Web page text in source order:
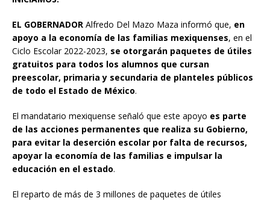
EL GOBERNADOR Alfredo Del Mazo Maza informó que, en
apoyo a la economía de las familias mexiquenses, en el
Ciclo Escolar 2022-2023, se otorgarán paquetes de útiles
gratuitos para todos los alumnos que cursan
preescolar, primaria y secundaria de planteles públicos
de todo el Estado de México.
El mandatario mexiquense señaló que este apoyo es parte
de las acciones permanentes que realiza su Gobierno,
para evitar la deserción escolar por falta de recursos,
apoyar la economía de las familias e impulsar la
educación en el estado.
El reparto de más de 3 millones de paquetes de útiles